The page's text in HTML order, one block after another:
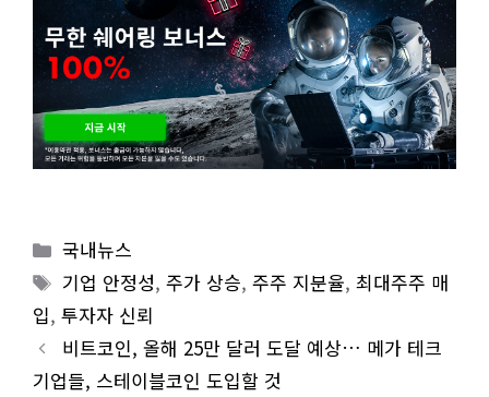
Categories
국내뉴스
Tags
기업 안정성,주가 상승,주주 지분율,최대주주 매
입, 투자자 신뢰
비트코인, 올해 25만 달러 도달 예상… 메가 테크
기업들, 스테이블코인 도입할 것